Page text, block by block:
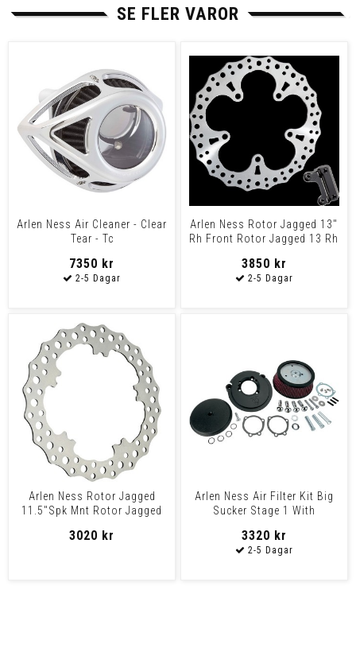
SE FLER VAROR
Arlen Ness Air Cleaner - Clear
Tear - Tc
7350 kr
Arlen Ness Rotor Jagged 13"
Rh Front Rotor Jagged 13 Rh
3850 kr
Arlen Ness Rotor Jagged
11.5"Spk Mnt Rotor Jagged
3020 kr
Arlen Ness Air Filter Kit Big
Sucker Stage 1 With
3320 kr